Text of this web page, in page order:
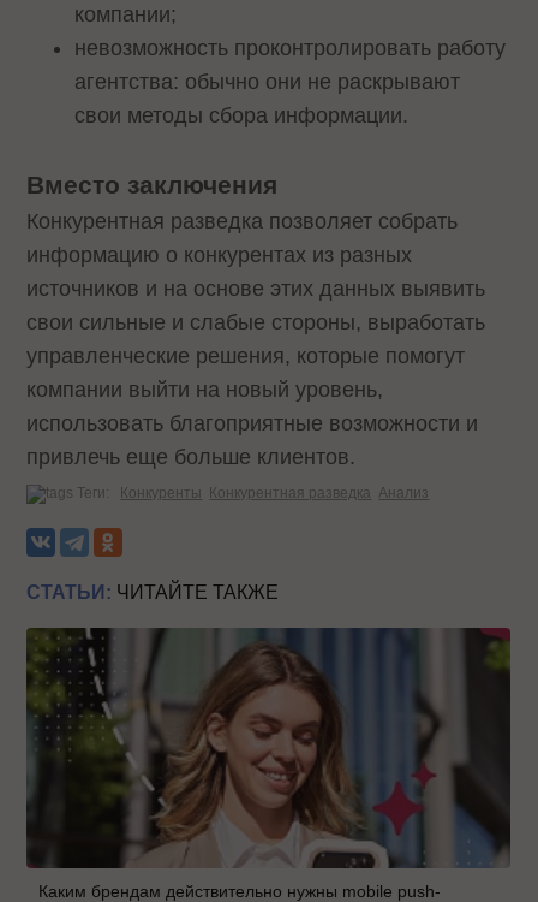
компании;
невозможность проконтролировать работу
агентства: обычно они не раскрывают
свои методы сбора информации.
Вместо заключения
Конкурентная разведка позволяет собрать
информацию о конкурентах из разных
источников и на основе этих данных выявить
свои сильные и слабые стороны, выработать
управленческие решения, которые помогут
компании выйти на новый уровень,
использовать благоприятные возможности и
привлечь еще больше клиентов.
Теги: Конкуренты Конкурентная разведка Анализ
СТАТЬИ: ЧИТАЙТЕ ТАКЖЕ
Каким брендам действительно нужны mobile push-